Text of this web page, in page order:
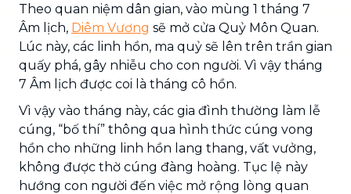
Theo quan niệm dân gian, vào mùng 1 tháng 7
Âm lịch, Diêm Vương sẽ mở cửa Quỷ Môn Quan.
Lúc này, các linh hồn, ma quỷ sẽ lên trên trần gian
quấy phá, gây nhiễu cho con người. Vì vậy tháng
7 Âm lịch được coi là tháng cô hồn.
Vì vậy vào tháng này, các gia đình thường làm lễ
cúng, “bố thí” thông qua hình thức cúng vong
hồn cho những linh hồn lang thang, vất vưởng,
không được thờ cúng đàng hoàng. Tục lệ này
hướng con người đến việc mở rộng lòng quan